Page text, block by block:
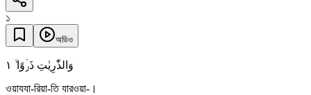
১
অডিও
وَالذّٰرِیٰتِ ذَرۡوًا ۙ ١
ওয়াযযা-রিয়া-তি যারওয়া-।